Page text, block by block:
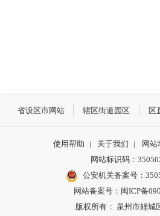
省设区市网站 辖区街道园区 区
使用帮助 | 关于我们 | 网站
网站标识码：
公安机关备案号：
网站备案号：闽ICP备
版权所有： 泉州市鲤城